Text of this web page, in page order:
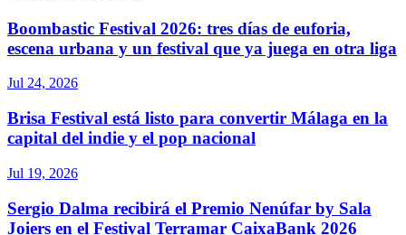
Boombastic Festival 2026: tres días de euforia,
escena urbana y un festival que ya juega en otra liga
Jul 24, 2026
Brisa Festival está listo para convertir Málaga en la
capital del indie y el pop nacional
Jul 19, 2026
Sergio Dalma recibirá el Premio Nenúfar by Sala
Joiers en el Festival Terramar CaixaBank 2026